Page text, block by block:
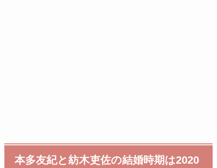
本多友紀と紡木吏佐の結婚時期は2020